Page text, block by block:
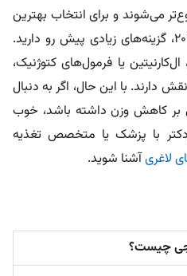
می‌شوند و برای انتخاب بهترین
شربت لاغری خارجی در سال ۲۰۲۶، گزینه‌های زیادی پیش رو دارید.
یا فرمول‌های کتوژنیک،
دارند. با این حال، اگر به دنبال
بر کاهش وزن داشته باشد، خوب
با پزشک یا متخصص تغذیه
لاغریآشنا شوید.
چیست؟